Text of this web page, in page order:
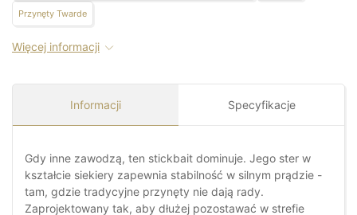
Przynęty Twarde
Więcej informacji
Informacji Specyfikacje
Gdy inne zawodzą, ten stickbait dominuje. Jego ster w
kształcie siekiery zapewnia stabilność w silnym prądzie -
tam, gdzie tradycyjne przynęty nie dają rady.
Zaprojektowany tak, aby dłużej pozostawać w strefie